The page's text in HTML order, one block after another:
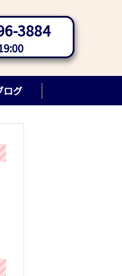
3884
ログ